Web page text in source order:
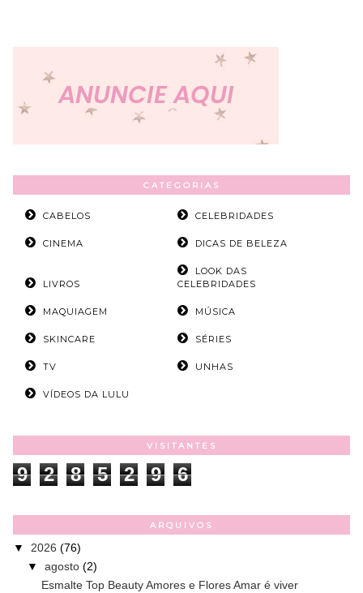
CATEGORIAS
CABELOS CELEBRIDADES
CINEMA DICAS DE BELEZA
LIVROS
LOOK DAS
CELEBRIDADES
MAQUIAGEM MÚSICA
SKINCARE SÉRIES
TV UNHAS
VÍDEOS DA LULU
VISITANTES
9 2 8 5 2 9 6
ARQUIVOS
▼ 2026 (76)
▼ agosto (2)
Esmalte Top Beauty Amores e Flores Amar é viver